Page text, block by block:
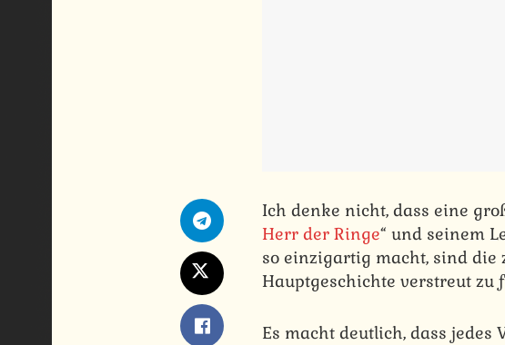
Ich denke nicht, dass eine
Herr der Ringe“ und seinem
so einzigartig macht, sind
Hauptgeschichte verstreut zu
Es macht deutlich, dass jedes